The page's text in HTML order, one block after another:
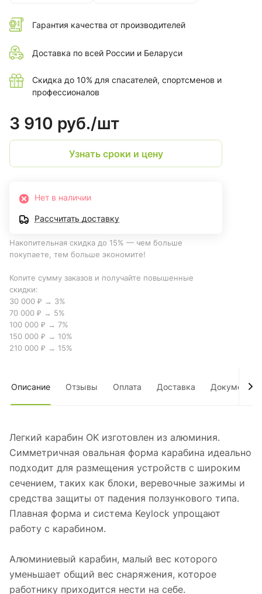
Гарантия качества от производителей
Доставка по всей России и Беларуси
Скидка до 10% для спасателей, спортсменов и
профессионалов
3 910 руб./шт
Узнать сроки и цену
Нет в наличии
Рассчитать доставку
Накопительная скидка до 15% — чем больше
покупаете, тем больше экономите!
Копите сумму заказов и получайте повышенные
скидки:
30 000 ₽ → 3%
70 000 ₽ → 5%
100 000 ₽ → 7%
150 000 ₽ → 10%
210 000 ₽ → 15%
Описание Отзывы Оплата Доставка Документы
Легкий карабин OK изготовлен из алюминия.
Симметричная овальная форма карабина идеально
подходит для размещения устройств с широким
сечением, таких как блоки, веревочные зажимы и
средства защиты от падения ползункового типа.
Плавная форма и система Keylock упрощают
работу с карабином.
Алюминиевый карабин, малый вес которого
уменьшает общий вес снаряжения, которое
работнику приходится нести на себе.